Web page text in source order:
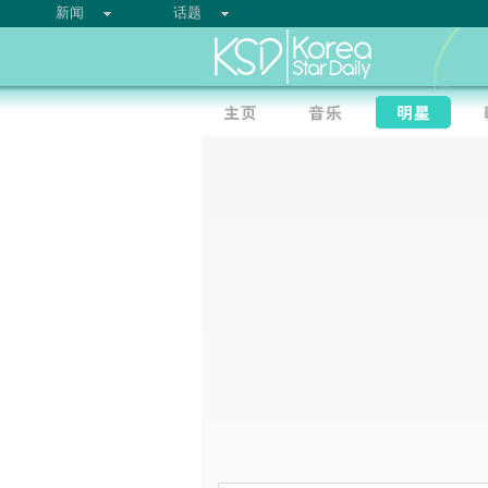
新闻 话题